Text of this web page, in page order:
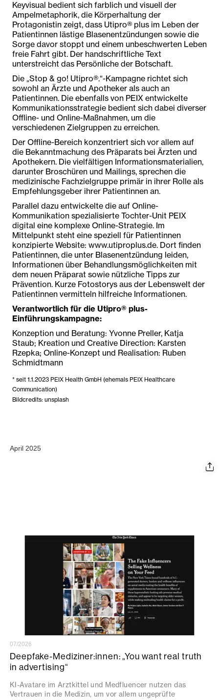
Keyvisual bedient sich farblich und visuell der
Ampelmetaphorik, die Körperhaltung der
Protagonistin zeigt, dass Utipro® plus im Leben der
Patientinnen lästige Blasenentzündungen sowie die
Sorge davor stoppt und einem unbeschwerten Leben
freie Fahrt gibt. Der handschriftliche Text
unterstreicht das Persönliche der Botschaft.
Die „Stop & go! Utipro®.“-Kampagne richtet sich
sowohl an Ärzte und Apotheker als auch an
Patientinnen. Die ebenfalls von PEIX entwickelte
Kommunikationsstrategie bedient sich dabei diverser
Offline- und Online-Maßnahmen, um die
verschiedenen Zielgruppen zu erreichen.
Der Offline-Bereich konzentriert sich vor allem auf
die Bekanntmachung des Präparats bei Ärzten und
Apothekern. Die vielfältigen Informationsmaterialien,
darunter Broschüren und Mailings, sprechen die
medizinische Fachzielgruppe primär in ihrer Rolle als
Empfehlungsgeber ihrer Patientinnen an.
Parallel dazu entwickelte die auf Online-
Kommunikation spezialisierte Tochter-Unit PEIX
digital eine komplexe Online-Strategie. Im
Mittelpunkt steht eine speziell für Patientinnen
konzipierte Website: www.utiproplus.de. Dort finden
Patientinnen, die unter Blasenentzündung leiden,
Informationen über Behandlungsmöglichkeiten mit
dem neuen Präparat sowie nützliche Tipps zur
Prävention. Kurze Fotostorys aus der Lebenswelt der
Patientinnen vermitteln hilfreiche Informationen.
Verantwortlich für die Utipro® plus-
Einführungskampagne:
Konzeption und Beratung: Yvonne Preller, Katja
Staub; Kreation und Creative Direction: Karsten
Rzepka; Online-Konzept und Realisation: Ruben
Schmidtmann
* seit 1.1.2023 PEIX Health GmbH (ehemals PEIX Healthcare
Communication)
Bildcredits: unsplash
April 2025
07/2026
Deepfake-Mediziner:innen: „You want real truth
in advertising“
KI-Avatare im Arztkittel und Medfluencer nutzen das
Vertrauen in die Medizin, um vor allem ungeprüfte